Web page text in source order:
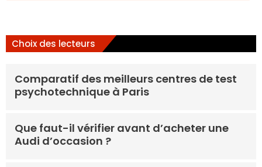
Choix des lecteurs
Comparatif des meilleurs centres de test
psychotechnique à Paris
Que faut-il vérifier avant d’acheter une
Audi d’occasion ?